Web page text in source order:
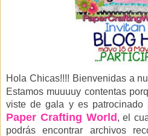
Hola Chicas!!!! Bienvenidas a
Estamos muuuuy contentas
viste de gala y es patrocinado
Paper Crafting World, el
podrás encontrar archivos